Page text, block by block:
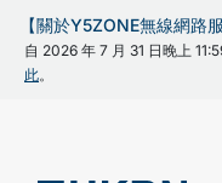
【關於Y5ZONE無線網路
自 2026 年 7 月 31 日晚上
此。